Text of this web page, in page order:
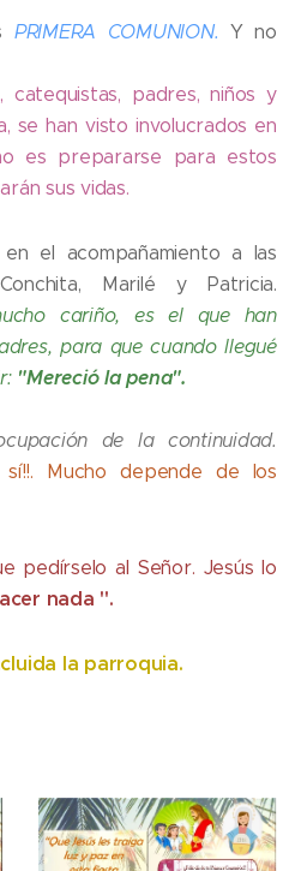
PRIMERA COMUNION.Y no
catequistas, padres, niños y
se han visto involucrados en
es prepararse para estos
sus vidas.
el acompañamiento a las
Marilé y Patricia.
cariño, es el que han
para que cuando llegué
"Mereció la pena".
de la continuidad.
sí!!. Mucho depende de los
pedírselo al Señor. Jesús lo
nada ".
la parroquia.